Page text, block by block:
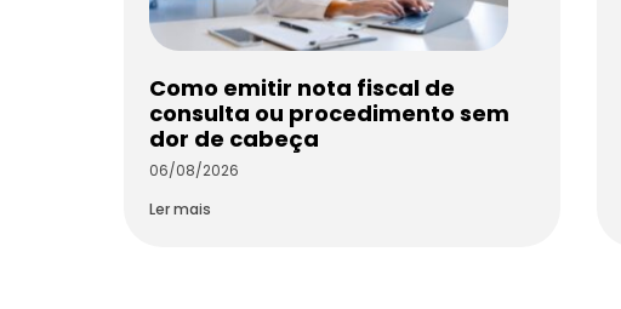
Como emitir nota fiscal de
consulta ou procedimento sem
dor de cabeça
06/08/2026
Ler mais